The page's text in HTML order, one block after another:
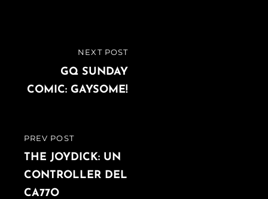
Navigazione
articoli
PREVIOUS
POST
PREV POST
THE JOYDICK: UN
CONTROLLER DEL
CA77O
NEXT POST
GQ SUNDAY
COMIC: GAYSOME!